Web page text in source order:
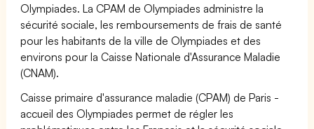
Olympiades. La CPAM de Olympiades administre la
sécurité sociale, les remboursements de frais de santé
pour les habitants de la ville de Olympiades et des
environs pour la Caisse Nationale d'Assurance Maladie
(CNAM).
Caisse primaire d'assurance maladie (CPAM) de Paris -
accueil des Olympiades permet de régler les